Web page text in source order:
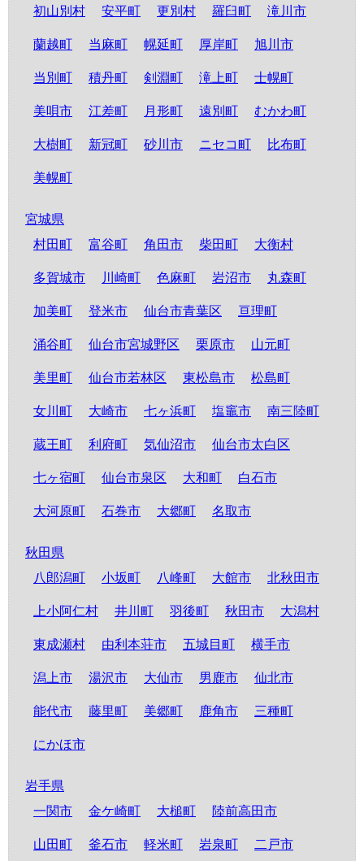
初山別村 安平町 更別村 羅臼町 滝川市
蘭越町 当麻町 幌延町 厚岸町 旭川市
当別町 積丹町 剣淵町 滝上町 士幌町
美唄市 江差町 月形町 遠別町 むかわ町
大樹町 新冠町 砂川市 ニセコ町 比布町
美幌町
宮城県
村田町
富谷町 角田市 柴田町 大衡村
多賀城市 川崎町 色麻町 岩沼市 丸森町
加美町 登米市 仙台市青葉区 亘理町
涌谷町 仙台市宮城野区 栗原市 山元町
美里町 仙台市若林区 東松島市 松島町
女川町 大崎市 七ヶ浜町 塩竈市 南三陸町
蔵王町 利府町 気仙沼市 仙台市太白区
七ヶ宿町 仙台市泉区 大和町 白石市
大河原町 石巻市 大郷町 名取市
秋田県
八郎潟町
小坂町 八峰町 大館市 北秋田市
上小阿仁村 井川町 羽後町 秋田市 大潟村
東成瀬村 由利本荘市 五城目町 横手市
潟上市 湯沢市 大仙市 男鹿市 仙北市
能代市 藤里町 美郷町 鹿角市 三種町
にかほ市
岩手県
一関市
金ケ崎町 大槌町 陸前高田市
山田町 釜石市 軽米町 岩泉町 二戸市